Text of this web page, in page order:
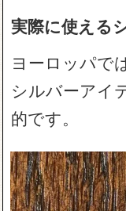
実際に使える
ヨーロッパで
シルバーアイ
的です。